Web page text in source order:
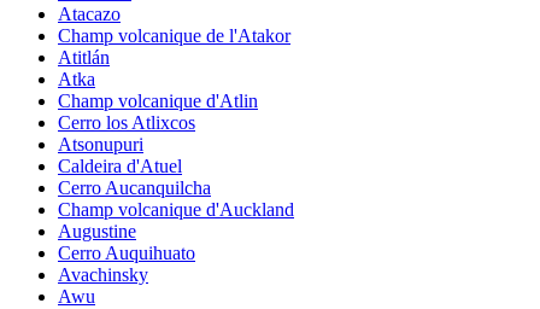
Atacazo
Champ volcanique de l'Atakor
Atitlán
Atka
Champ volcanique d'Atlin
Cerro los Atlixcos
Atsonupuri
Caldeira d'Atuel
Cerro Aucanquilcha
Champ volcanique d'Auckland
Augustine
Cerro Auquihuato
Avachinsky
Awu